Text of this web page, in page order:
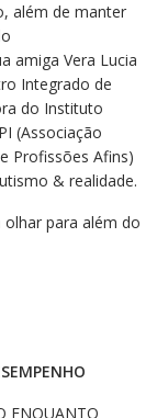
além de manter
amiga Vera Lucia
Integrado de
do Instituto
(Associação
Profissões Afins)
& realidade.
para além do
ENQUANTO